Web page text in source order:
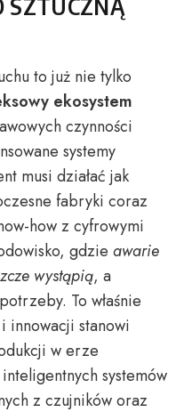
SZTUCZNĄ
to już nie tylko
ekosystem
czynności
systemy
musi działać jak
fabryki coraz
how z cyfrowymi
gdzie awarie
wystąpią, a
To właśnie
innowacji stanowi
w erze
systemów
z czujników oraz